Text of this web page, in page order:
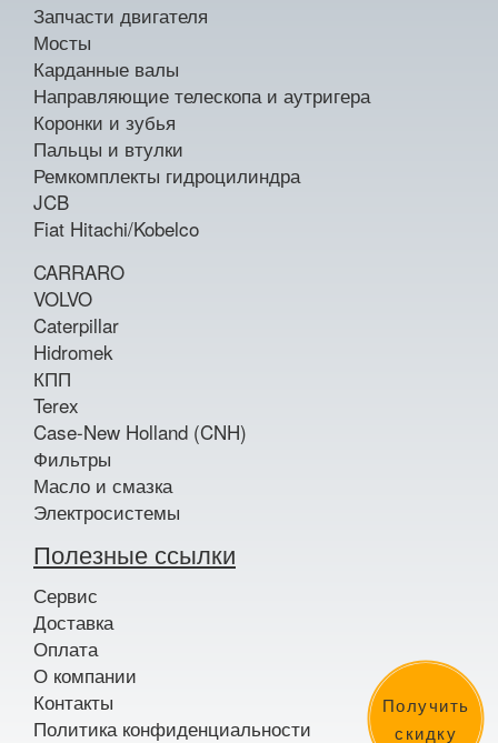
Получить
скидку
Запчасти двигателя
Мосты
Карданные валы
Направляющие телескопа и аутригера
Коронки и зубья
Пальцы и втулки
Ремкомплекты гидроцилиндра
JCB
Fiat Hitachi/Kobelco
CARRARO
VOLVO
Caterpillar
Hidromek
КПП
Terex
Case-New Holland (CNH)
Фильтры
Масло и смазка
Электросистемы
Полезные ссылки
Сервис
Доставка
Оплата
О компании
Контакты
Политика конфиденциальности